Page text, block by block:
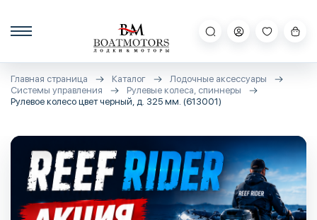
Главная страница Каталог
Лодочные аксессуары
Системы управления
Рулевые колеса, спиннеры
Рулевое колесо цвет черный, д. 325 мм. (613001)